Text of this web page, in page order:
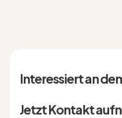
Interessiert an
Jetzt Kontakt